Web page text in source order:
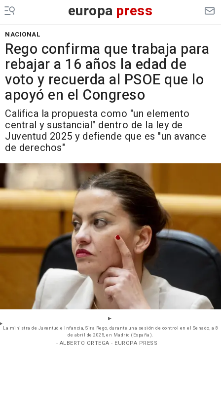
europa press
NACIONAL
Rego confirma que trabaja para
rebajar a 16 años la edad de
voto y recuerda al PSOE que lo
apoyó en el Congreso
Califica la propuesta como "un elemento
central y sustancial" dentro de la ley de
Juventud 2025 y defiende que es "un avance
de derechos"
La ministra de Juventud e Infancia, Sira Rego, durante una sesión de control en el Senado, a 8
de abril de 2025, en Madrid (España).
- ALBERTO ORTEGA - EUROPA PRESS